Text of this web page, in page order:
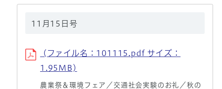
11月15日号
(ファイル名：101115.pdf サイズ：
1.95MB)
農業祭＆環境フェア／交通社会実験のお礼／秋の